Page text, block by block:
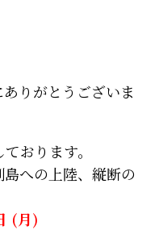
りがとうございま
おります。
への上陸、縦断の
(月)